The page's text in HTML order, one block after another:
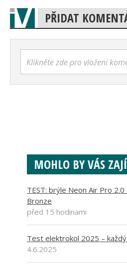
PŘIDAT
Klikněte zde pro vložení
MOHLO BY VÁS
TEST: brýle Neon Air Pro
Bronze
před 15 hodinami
Test elektrokol 2025 –
4.6.2025